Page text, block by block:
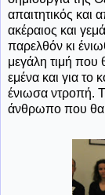
απαιτητικός και
ακέραιος και
παρελθόν κι
μεγάλη τιμή που
εμένα και για το
ένιωσα ντροπή.
άνθρωπο που